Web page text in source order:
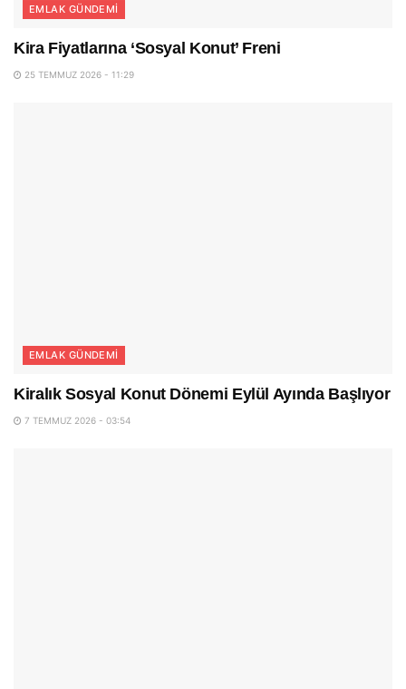
EMLAK GÜNDEMI
Kira Fiyatlarına ‘Sosyal Konut’ Freni
25 TEMMUZ 2026 - 11:29
EMLAK GÜNDEMI
Kiralık Sosyal Konut Dönemi Eylül Ayında Başlıyor
7 TEMMUZ 2026 - 03:54